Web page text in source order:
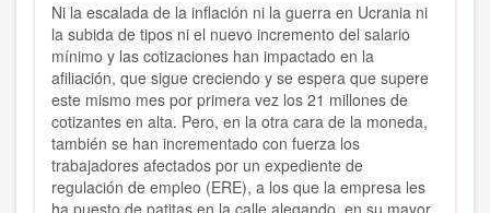
Ni la escalada de la inflación ni la guerra en Ucrania ni
la subida de tipos ni el nuevo incremento del salario
mínimo y las cotizaciones han impactado en la
afiliación, que sigue creciendo y se espera que supere
este mismo mes por primera vez los 21 millones de
cotizantes en alta. Pero, en la otra cara de la moneda,
también se han incrementado con fuerza los
trabajadores afectados por un expediente de
regulación de empleo (ERE), a los que la empresa les